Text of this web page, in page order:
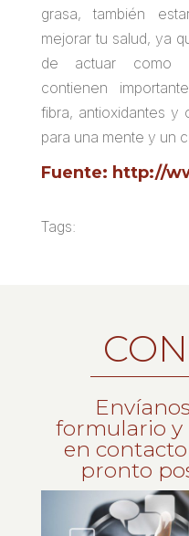
grasa, también
mejorar tu salud, ya
de actuar como
contienen
fibra, antioxidantes y
para una mente y un
Fuente: http://
Tags:
formulario y
en
pronto